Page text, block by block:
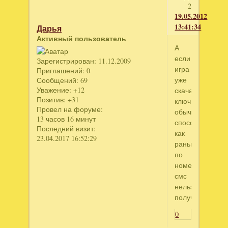
2
19.05.2012
13:41:34
Дарья
Активный пользователь
Зарегистрирован: 11.12.2009
Приглашений: 0
Сообщений: 69
Уважение: +12
Позитив: +31
Провел на форуме:
13 часов 16 минут
Последний визит:
23.04.2017 16:52:29
А
если
игра
уже
скачана,
ключ
обычным
способом,
как
раньше
по
номеру
смс
нельзя
получить?
0